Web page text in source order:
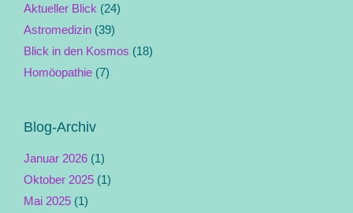
Aktueller Blick (24)
Astromedizin (39)
Blick in den Kosmos (18)
Homöopathie (7)
Blog-Archiv
Januar 2026 (1)
Oktober 2025 (1)
Mai 2025 (1)